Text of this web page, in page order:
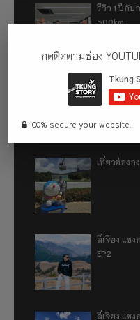
รีวิว 1 ปีกับ
500km
เที่ยวฮ่องก
เที่ยวฮ่องก
ลี่เจียง แช
EP2
ลี่เจียง แช
กดติดตามช่อง
100% secure your website.